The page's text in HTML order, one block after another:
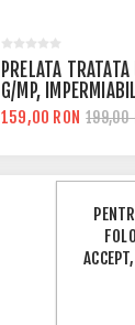
PRELATA
G/MP,
159,00 RON 199,00